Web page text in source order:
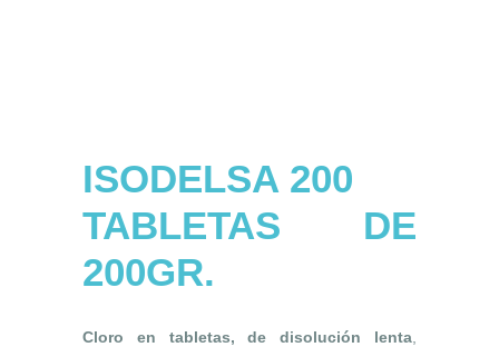
ISODELSA 200
TABLETAS DE
200GR.
Cloro en tabletas, de disolución lenta